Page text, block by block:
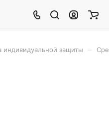
индивидуальной защиты